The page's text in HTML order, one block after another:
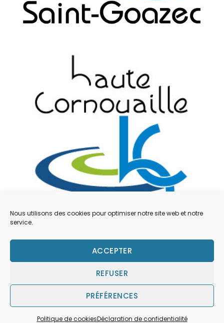
Nous utilisons des cookies pour optimiser notre site web et notre
service.
ACCEPTER
REFUSER
PRÉFÉRENCES
Politique de cookiesDéclaration de confidentialité
Déclaration de confidentialité (UE)